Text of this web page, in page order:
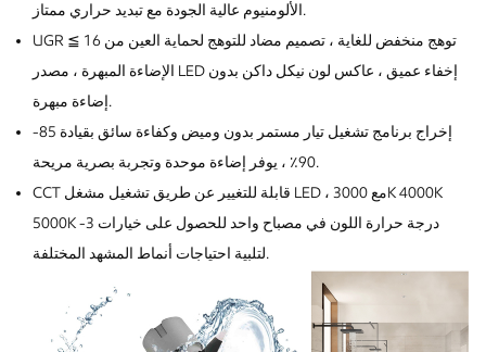
الألومنيوم عالية الجودة مع تبديد حراري ممتاز.
UGR ≦ 16 توهج منخفض للغاية ، تصميم مضاد للتوهج لحماية العين من
الإضاءة المبهرة ، مصدر LED إخفاء عميق ، عاكس لون نيكل داكن بدون
إضاءة مبهرة.
إخراج برنامج تشغيل تيار مستمر بدون وميض وكفاءة سائق بقيادة 85-
90٪ ، يوفر إضاءة موحدة وتجربة بصرية مريحة.
CCT قابلة للتغيير عن طريق تشغيل مشغل LED ، مع 3000K 4000K
5000K -3 درجة حرارة اللون في مصباح واحد للحصول على خيارات
لتلبية احتياجات أنماط المشهد المختلفة.